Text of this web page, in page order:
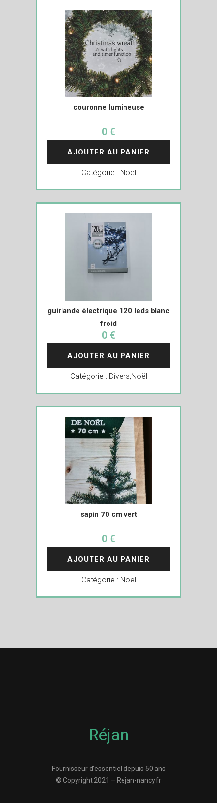
couronne lumineuse
0 €
AJOUTER AU PANIER
Catégorie : Noël
guirlande électrique 120 leds blanc
froid
0 €
AJOUTER AU PANIER
Catégorie : Divers,Noël
sapin 70 cm vert
0 €
AJOUTER AU PANIER
Catégorie : Noël
Réjan
Fournisseur d’essentiel depuis 50 ans
© Copyright 2021 – Rejan-nancy.fr